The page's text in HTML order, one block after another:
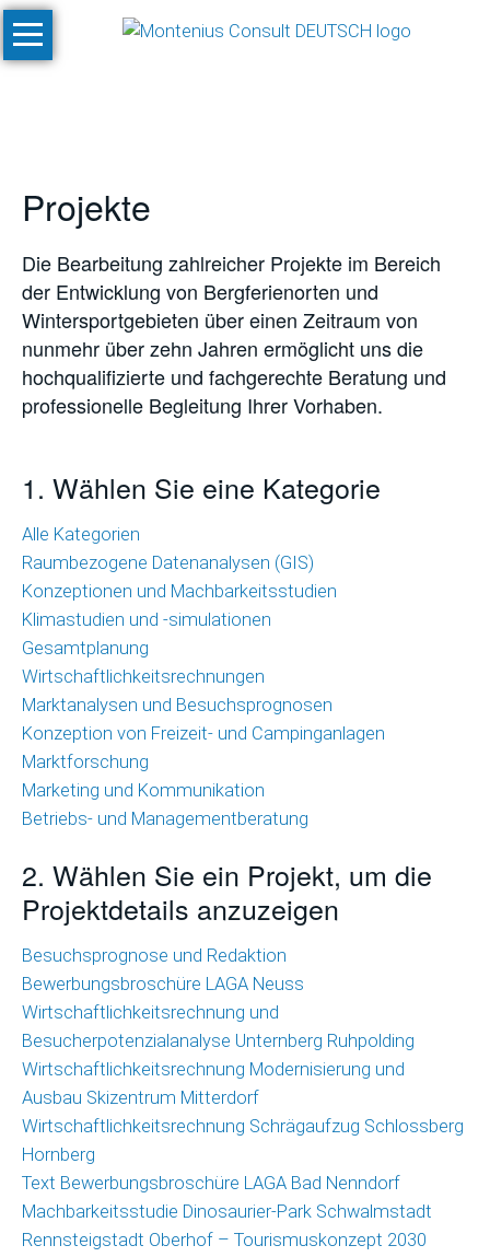
Navigation
überspringen
Start
Machbarkeitsstudien
und
-
simulationen
SnowPlan™
Gesamtplanung
Skigebietsprojekten
Wirtschaftlichkeitsrechnungen
Marktanalysen
und
Besuchsprognosen
Marktforschung
Marketing
und
Kommunikation
Betriebs-
Managementberatung
Raumbezogene
Datenanalysen
(GIS)
Umfragetool
Qualitätsmonitor
Freizeit
Saisonmonitoring
Skigebiete
Deutschland
Veröffentlichungen
Projekte
Die Bearbeitung zahlreicher Projekte im Bereich
der Entwicklung von Bergferienorten und
Wintersportgebieten über einen Zeitraum von
nunmehr über zehn Jahren ermöglicht uns die
hochqualifizierte und fachgerechte Beratung und
professionelle Begleitung Ihrer Vorhaben.
1. Wählen Sie eine Kategorie
Alle Kategorien
Raumbezogene Datenanalysen (GIS)
Konzeptionen und Machbarkeitsstudien
Klimastudien und -simulationen
Gesamtplanung
Wirtschaftlichkeitsrechnungen
Marktanalysen und Besuchsprognosen
Konzeption von Freizeit- und Campinganlagen
Marktforschung
Marketing und Kommunikation
Betriebs- und Managementberatung
2. Wählen Sie ein Projekt, um die
Projektdetails anzuzeigen
Besuchsprognose und Redaktion
Bewerbungsbroschüre LAGA Neuss
Wirtschaftlichkeitsrechnung und
Besucherpotenzialanalyse Unternberg Ruhpolding
Wirtschaftlichkeitsrechnung Modernisierung und
Ausbau Skizentrum Mitterdorf
Wirtschaftlichkeitsrechnung Schrägaufzug Schlossberg
Hornberg
Text Bewerbungsbroschüre LAGA Bad Nenndorf
Machbarkeitsstudie Dinosaurier-Park Schwalmstadt
Rennsteigstadt Oberhof – Tourismuskonzept 2030